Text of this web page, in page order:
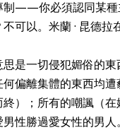
制——你必須認同某種
可以。米蘭 · 昆德拉
思是一切侵犯媚俗的
何偏離集體的東西均
）；所有的嘲諷（
性勝過愛女性的男